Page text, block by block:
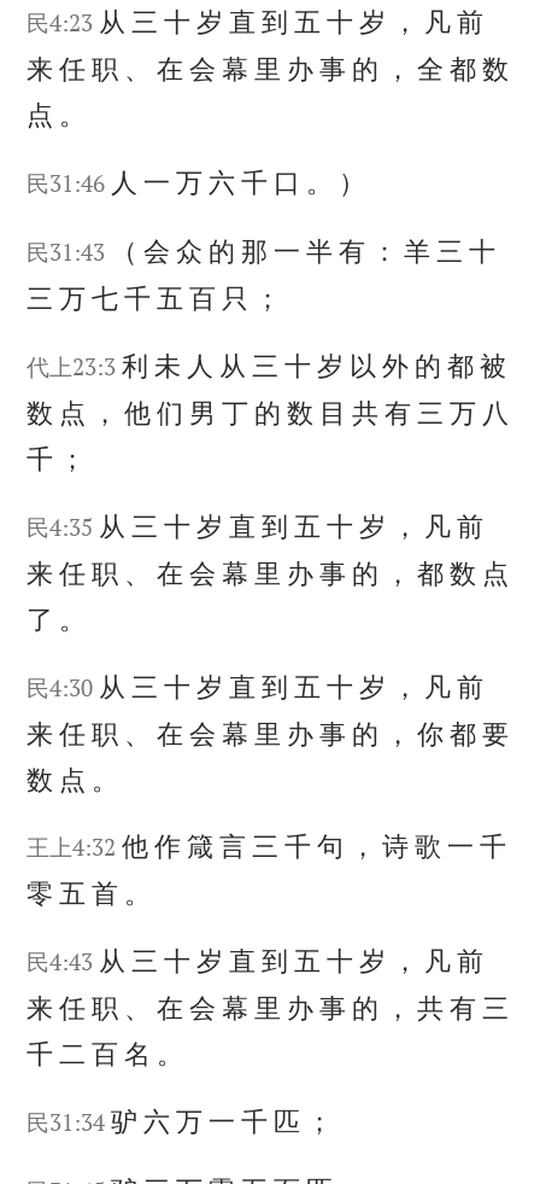
民4:23 从三十岁 直到五十岁 ， 凡前
来任职 、在会 幕 里 办事 的 ，全都数
点 。
民31:46 人 一万 六千 口 。 ）
民31:43 （会众 的 那 一半有 ：羊 三十
三万七千 五百 只 ；
代上23:3 利 未 人 从 三十岁 以外 的都被
数 点 ，他们 男丁 的数 目共有 三万 八
千 ；
民4:35 从 三十岁 直到 五十岁 ， 凡前
来任职 、在会 幕 里 办事 的 ，都数 点
了 。
民4:30 从 三十岁 直到 五十岁 ， 凡前
来任职 、在会 幕 里 办事 的 ，你都要
数 点 。
王上4:32 他作箴言三千句 ，诗歌 一千
零五首 。
民4:43 从三十岁 直到五十岁 ， 凡前
来任职 、在会 幕 里 办事 的 ，共有三
千二百名 。
民31:34 驴 六万 一千 匹 ；